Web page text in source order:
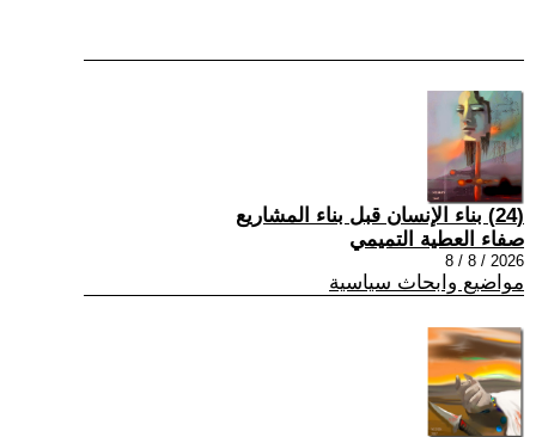
(24) بناء الإنسان قبل بناء المشاريع
صفاء العطية التميمي
2026 / 8 / 8
مواضيع وابحاث سياسية